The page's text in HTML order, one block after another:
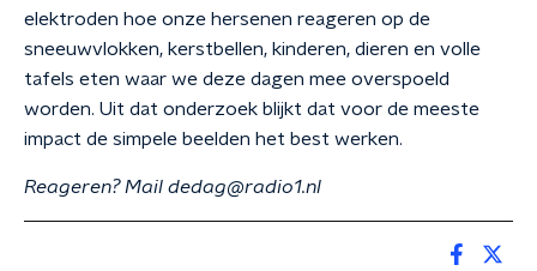
elektroden hoe onze hersenen reageren op de
sneeuwvlokken, kerstbellen, kinderen, dieren en volle
tafels eten waar we deze dagen mee overspoeld
worden. Uit dat onderzoek blijkt dat voor de meeste
impact de simpele beelden het best werken.
Reageren? Mail dedag@radio1.nl